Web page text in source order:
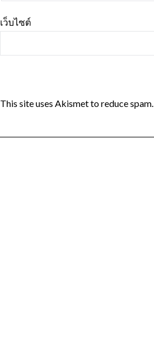
เว็บไซต์
This site uses Akismet to reduce spam.